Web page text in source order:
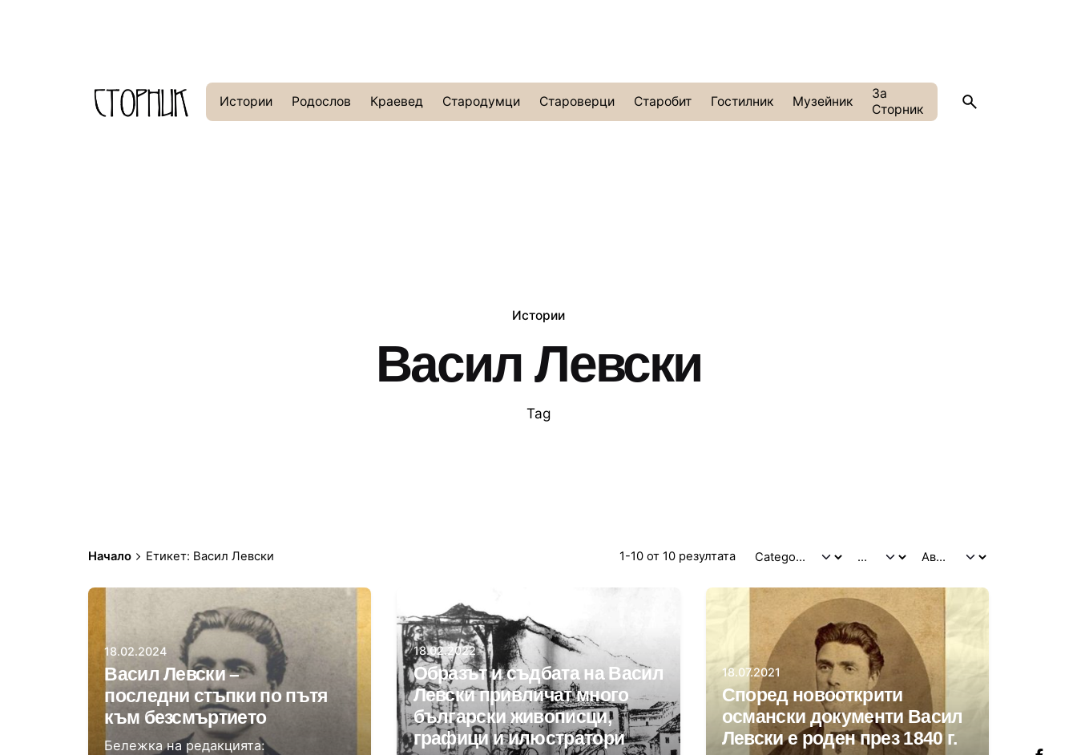
Истории Родослов Краевед Стародумци Староверци Старобит Гостилник Музейник
За
Сторник
Истории
Васил Левски
Tag
Начало Етикет: Васил Левски 1-10 от 10 резултата
Даниела Цонева
18.02.2024
Васил Левски –
последни стъпки по пътя
към безсмъртието
Бележка на редакцията:
Автор
Даниела Цонева
18.02.2022
Образът и съдбата на Васил
Левски привличат много
български живописци,
графици и илюстратори
Автор
Даниела Цонева
18.07.2021
Според новооткрити
османски документи Васил
Левски е роден през 1840 г.